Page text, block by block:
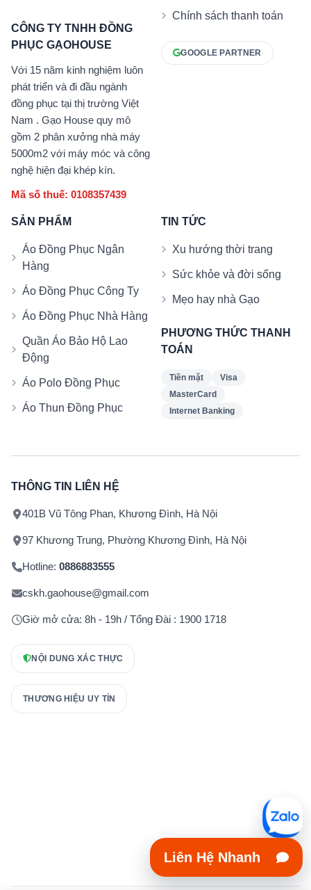
CÔNG TY TNHH ĐỒNG
PHỤC GẠOHOUSE
Với 15 năm kinh nghiệm luôn
phát triển và đi đầu ngành
đồng phục tại thị trường Việt
Nam . Gạo House quy mô
gồm 2 phân xưởng nhà máy
5000m2 với máy móc và công
nghệ hiện đại khép kín.
Mã số thuế: 0108357439
Chính sách thanh toán
GOOGLE PARTNER
SẢN PHẨM
Áo Đồng Phục Ngân
Hàng
Áo Đồng Phục Công Ty
Áo Đồng Phục Nhà Hàng
Quần Áo Bảo Hộ Lao
Động
Áo Polo Đồng Phục
Áo Thun Đồng Phục
TIN TỨC
Xu hướng thời trang
Sức khỏe và đời sống
Mẹo hay nhà Gạo
PHƯƠNG THỨC THANH
TOÁN
Tiền mặt
Visa
MasterCard
Internet Banking
THÔNG TIN LIÊN HỆ
401B Vũ Tông Phan, Khương Đình, Hà Nội
97 Khương Trung, Phường Khương Đình, Hà Nội
Hotline: 0886883555
cskh.gaohouse@gmail.com
Giờ mở cửa: 8h - 19h / Tổng Đài : 1900 1718
NỘI DUNG XÁC THỰC
THƯƠNG HIỆU UY TÍN
Liên Hệ Nhanh